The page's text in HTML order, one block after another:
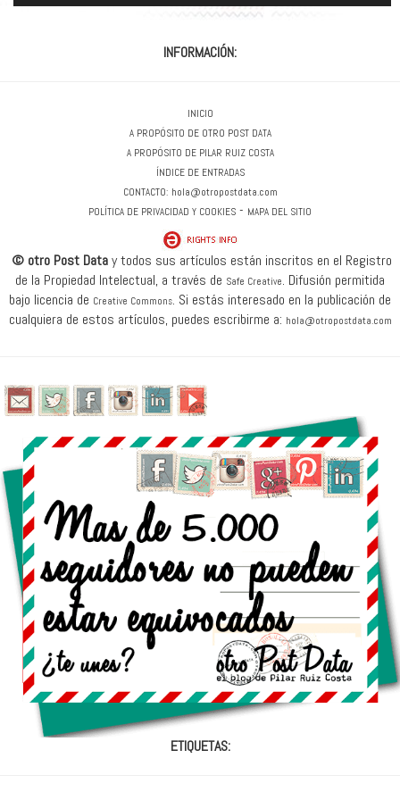
INFORMACIÓN:
INICIO
A PROPÓSITO DE OTRO POST DATA
A PROPÓSITO DE PILAR RUIZ COSTA
ÍNDICE DE ENTRADAS
CONTACTO: hola@otropostdata.com
POLÍTICA DE PRIVACIDAD Y COOKIES - MAPA DEL SITIO
© otro Post Datay todos sus artículos están inscritos en el Registro
de la Propiedad Intelectual, a través de Safe Creative. Difusión permitida
bajo licencia de Creative Commons. Si estás interesado en la publicación de
cualquiera de estos artículos, puedes escribirme a: hola@otropostdata.com
ETIQUETAS: